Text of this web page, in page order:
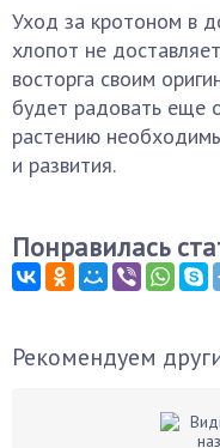
Уход за кротоном в
хлопот не
восторга своим
будет радовать еще
растению
и развития.
Понравилась
Рекомендуем